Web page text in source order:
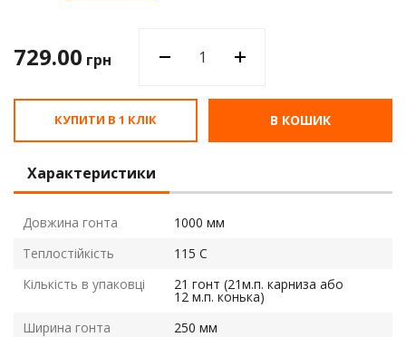
729.00 грн
КУПИТИ В 1 КЛІК В КОШИК
Характеристики
Довжина гонта
1000 мм
Теплостійкість
115 С
Кількість в упаковці
21 гонт (21м.п. карниза або
12 м.п. конька)
Ширина гонта
250 мм